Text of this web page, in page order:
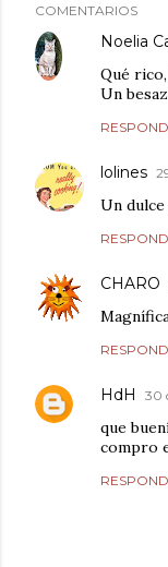
COMENTARIOS
Noelia
Qué
Un
lolines
Un
CHARO
HdH 30
que
compro